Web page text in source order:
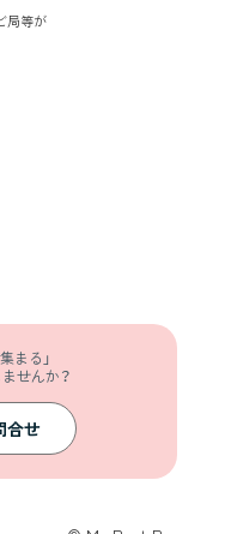
局等が
まる」
せんか？
合せ